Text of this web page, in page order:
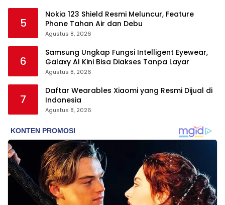
5
Nokia 123 Shield Resmi Meluncur, Feature
Phone Tahan Air dan Debu
Agustus 8, 2026
6
Samsung Ungkap Fungsi Intelligent Eyewear,
Galaxy AI Kini Bisa Diakses Tanpa Layar
Agustus 8, 2026
7
Daftar Wearables Xiaomi yang Resmi Dijual di
Indonesia
Agustus 8, 2026